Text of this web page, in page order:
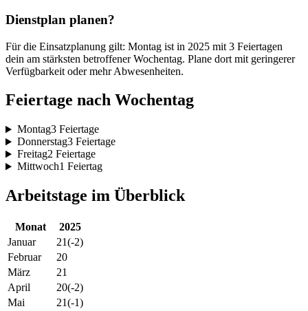
Dienstplan planen?
Für die Einsatzplanung gilt: Montag ist in 2025 mit 3 Feiertagen
dein am stärksten betroffener Wochentag. Plane dort mit geringerer
Verfügbarkeit oder mehr Abwesenheiten.
Feiertage nach Wochentag
Montag3 Feiertage
Donnerstag3 Feiertage
Freitag2 Feiertage
Mittwoch1 Feiertag
Arbeitstage im Überblick
Monat
2025
Januar
21(-2)
Februar
20
März
21
April
20(-2)
Mai
21(-1)